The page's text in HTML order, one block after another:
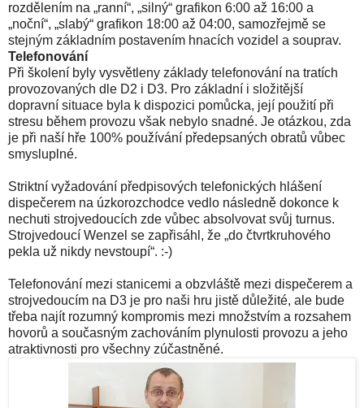
rozdělením na „ranní“, „silný“ grafikon 6:00 až 16:00 a
„noční“, „slabý“ grafikon 18:00 až 04:00, samozřejmě se
stejným základním postavením hnacích vozidel a souprav.
Telefonování
Při školení byly vysvětleny základy telefonování na tratích
provozovaných dle D2 i D3. Pro základní i složitější
dopravní situace byla k dispozici pomůcka, její použití při
stresu během provozu však nebylo snadné. Je otázkou, zda
je při naší hře 100% používání předepsaných obratů vůbec
smysluplné.
Striktní vyžadování předpisových telefonických hlášení
dispečerem na úzkorozchodce vedlo následně dokonce k
nechuti strojvedoucích zde vůbec absolvovat svůj turnus.
Strojvedoucí Wenzel se zapřisáhl, že „do čtvrtkruhového
pekla už nikdy nevstoupí“. :-)
Telefonování mezi stanicemi a obzvláště mezi dispečerem a
strojvedoucím na D3 je pro naši hru jistě důležité, ale bude
třeba najít rozumný kompromis mezi množstvím a rozsahem
hovorů a současným zachováním plynulosti provozu a jeho
atraktivnosti pro všechny zúčastněné.